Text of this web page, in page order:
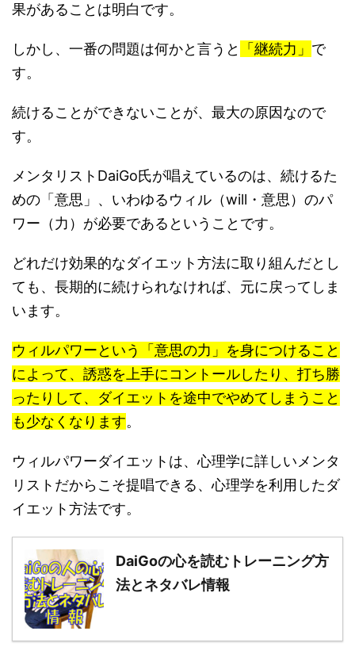
果があることは明白です。
しかし、一番の問題は何かと言うと 「継続力」 で
す。
続けることができないことが、最大の原因なので
す。
メンタリストDaiGo氏が唱えているのは、続けるた
めの「意思」、いわゆるウィル（will・意思）のパ
ワー（力）が必要であるということです。
どれだけ効果的なダイエット方法に取り組んだとし
ても、長期的に続けられなければ、元に戻ってしま
います。
ウィルパワーという「意思の力」を身につけること
によって、誘惑を上手にコントールしたり、打ち勝
ったりして、ダイエットを途中でやめてしまうこと
も少なくなります。
ウィルパワーダイエットは、心理学に詳しいメンタ
リストだからこそ提唱できる、心理学を利用したダ
イエット方法です。
DaiGoの心を読むトレーニング方
法とネタバレ情報